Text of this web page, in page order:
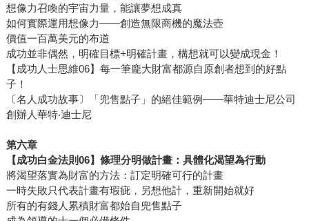
想像力召喚的宇宙力量，能讓夢想成真
如何實際運用想像力——創造無限商機的魔法壺
價值一百萬美元的布道
成功並非偶然，明確目標+明確計畫，構想就可以變成現金！
【成功人士思維06】每一筆龐大財富都源自原創者想到的好點
子！
〔名人成功故事〕「兜售點子」的絕佳範例——華特迪士尼公司
創辦人華特‧迪士尼
第六章
【成功白金法則06】條理分明做計畫：具體化渴望為行動
將渴望落實為財富的方法：訂定明確可行的計畫
一時失敗只代表計畫有瑕疵，另想他計，重新開始就好
所有的有錢人累積財富都始自兜售點子